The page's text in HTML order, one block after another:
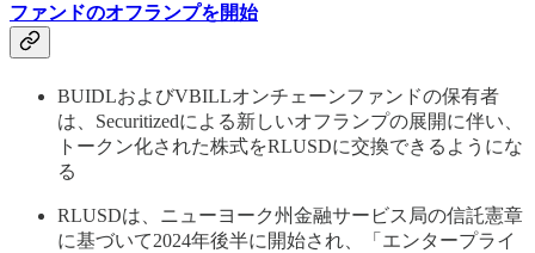
ファンドのオフランプを開始
BUIDLおよびVBILLオンチェーンファンドの保有者
は、Securitizedによる新しいオフランプの展開に伴い、
トークン化された株式をRLUSDに交換できるようにな
る
RLUSDは、ニューヨーク州金融サービス局の信託憲章
に基づいて2024年後半に開始され、「エンタープライ